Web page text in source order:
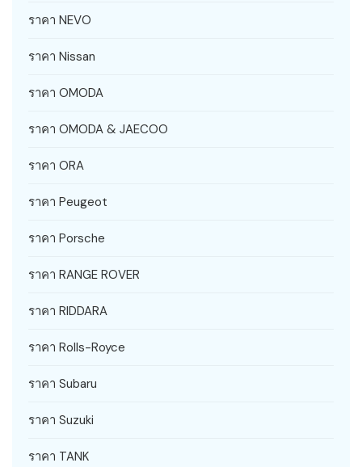
ราคา NEVO
ราคา Nissan
ราคา OMODA
ราคา OMODA & JAECOO
ราคา ORA
ราคา Peugeot
ราคา Porsche
ราคา RANGE ROVER
ราคา RIDDARA
ราคา Rolls-Royce
ราคา Subaru
ราคา Suzuki
ราคา TANK